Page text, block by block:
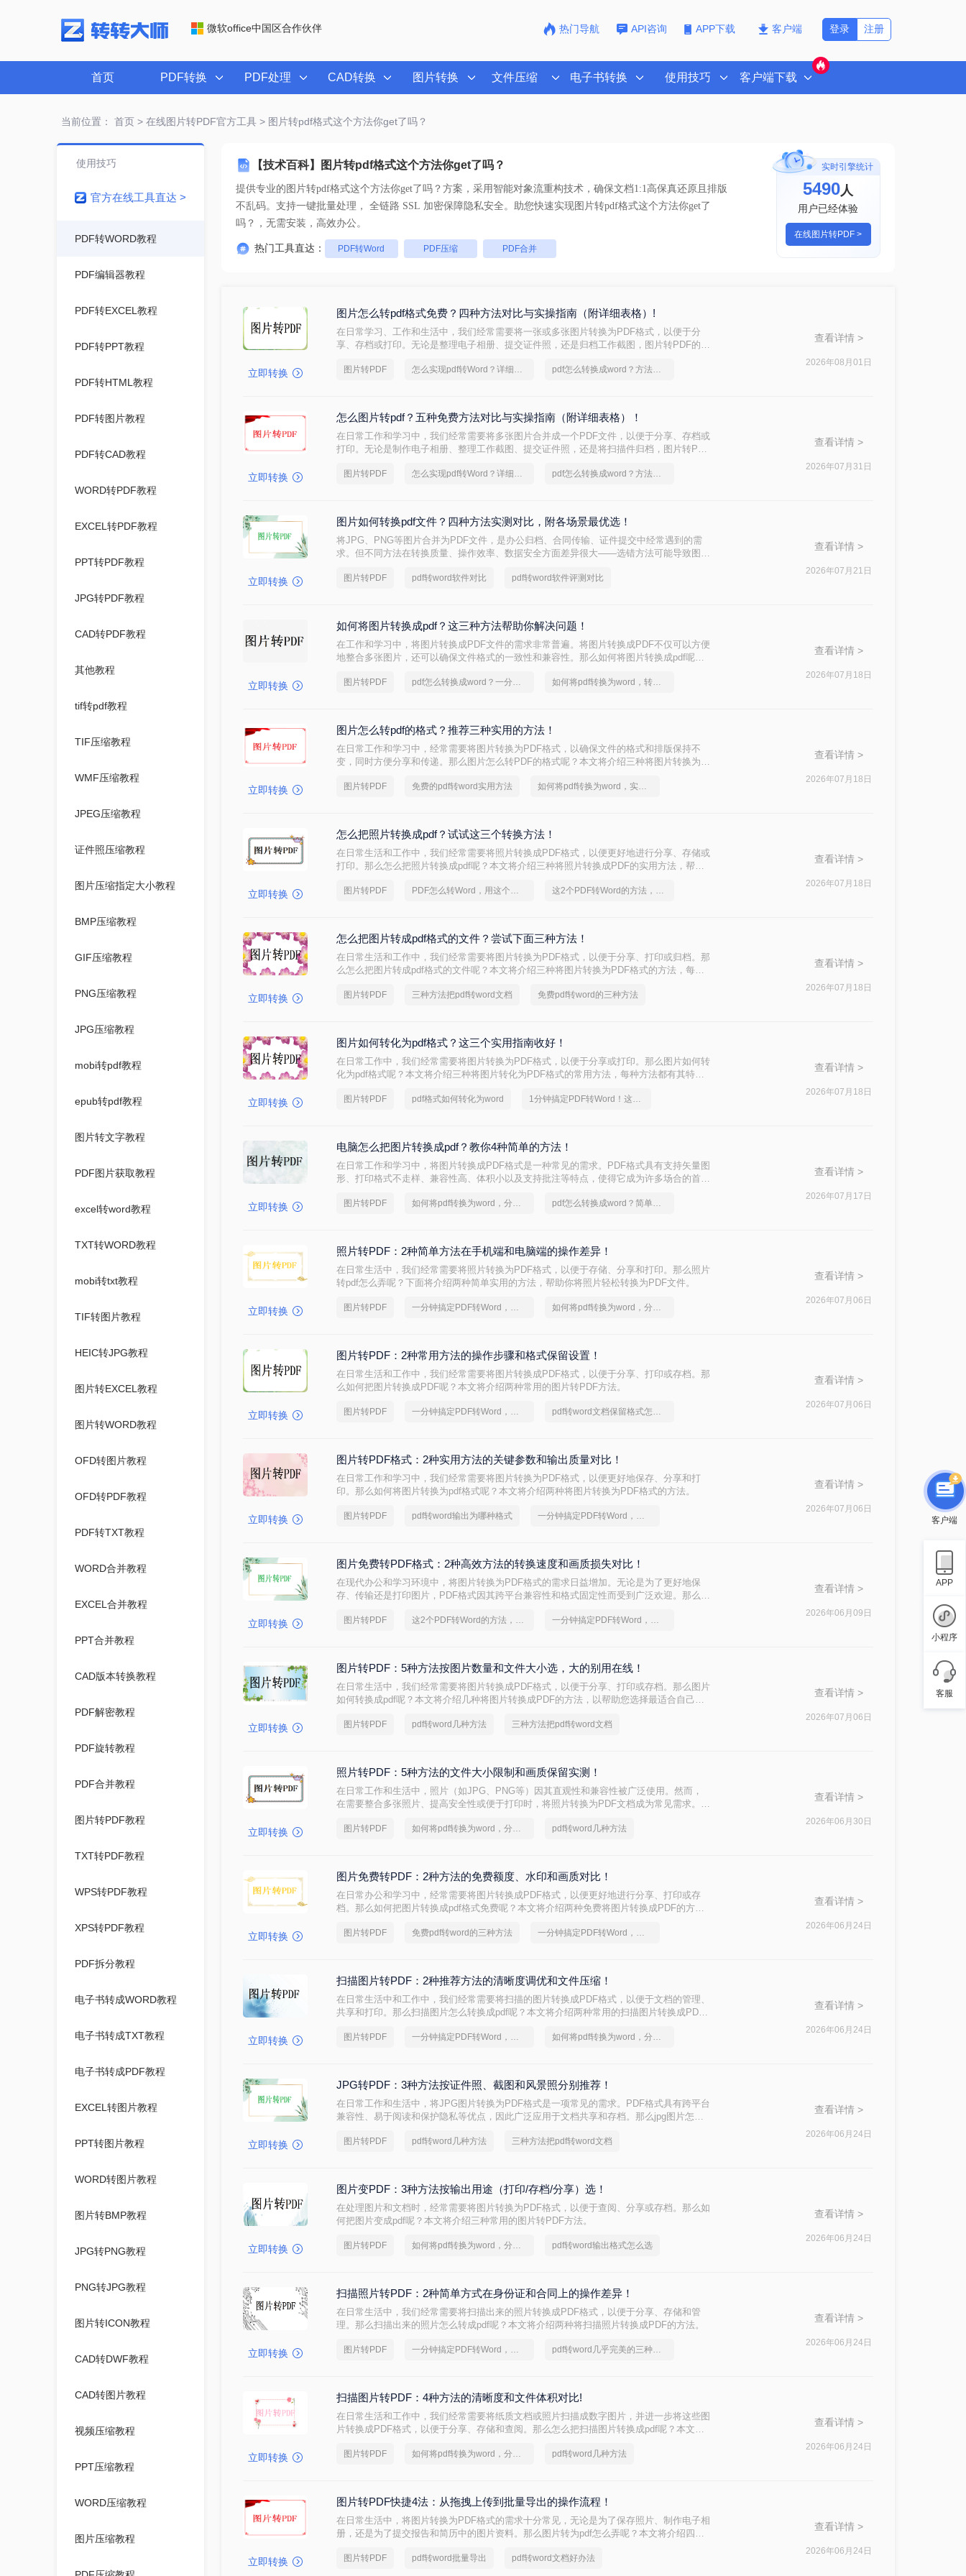
微软office中国区合作伙伴 热门导航 API咨询 APP下载 客户端 注册
登录
首页 PDF转换 PDF处理 CAD转换 图片转换 文件压缩 电子书转换 使用技巧 客户端下载
当前位置： 首页> 在线图片转PDF官方工具> 图片转pdf格式这个方法你get了吗？
【技术百科】图片转pdf格式这个方法你get了吗？
提供专业的 图片转pdf格式这个方法你get了吗？ 方案，采用智能对象流重构技术，确保文档1:1高保真还原且排版
不乱码。支持一键批量处理， 全链路 SSL 加密保障隐私安全。助您快速实现图片转pdf格式这个方法你get了
吗？ ，无需安装，高效办公。
热门工具直达： PDF转Word PDF压缩 PDF合并
实时引擎统计
5490人
用户已经体验
在线图片转PDF >
使用技巧
官方在线工具直达 >
PDF转WORD教程
PDF编辑器教程
PDF转EXCEL教程
PDF转PPT教程
PDF转HTML教程
PDF转图片教程
PDF转CAD教程
WORD转PDF教程
EXCEL转PDF教程
PPT转PDF教程
JPG转PDF教程
CAD转PDF教程
其他教程
tif转pdf教程
TIF压缩教程
WMF压缩教程
JPEG压缩教程
证件照压缩教程
图片压缩指定大小教程
BMP压缩教程
GIF压缩教程
PNG压缩教程
JPG压缩教程
mobi转pdf教程
epub转pdf教程
图片转文字教程
PDF图片获取教程
excel转word教程
TXT转WORD教程
mobi转txt教程
TIF转图片教程
HEIC转JPG教程
图片转EXCEL教程
图片转WORD教程
OFD转图片教程
OFD转PDF教程
PDF转TXT教程
WORD合并教程
EXCEL合并教程
PPT合并教程
CAD版本转换教程
PDF解密教程
PDF旋转教程
PDF合并教程
图片转PDF教程
TXT转PDF教程
WPS转PDF教程
XPS转PDF教程
PDF拆分教程
电子书转成WORD教程
电子书转成TXT教程
电子书转成PDF教程
EXCEL转图片教程
PPT转图片教程
WORD转图片教程
图片转BMP教程
JPG转PNG教程
PNG转JPG教程
图片转ICON教程
CAD转DWF教程
CAD转图片教程
视频压缩教程
PPT压缩教程
WORD压缩教程
图片压缩教程
立即转换
图片怎么转pdf格式免费？四种方法对比与实操指南（附详细表格）!
在日常学习、工作和生活中，我们经常需要将一张或多张图片转换为PDF格式，以便于分
享、存档或打印。无论是整理电子相册、提交证件照，还是归档工作截图，图片转PDF的需
核心差异：
图片转PDF 怎么实现pdf转Word？详细方法教学 pdf怎么转换成word？方法详细解析
查看详情 >
2026年08月01日
立即转换
怎么图片转pdf？五种免费方法对比与实操指南（附详细表格）！
在日常工作和学习中，我们经常需要将多张图片合并成一个PDF文件，以便于分享、存档或
打印。无论是制作电子相册、整理工作截图、提交证件照，还是将扫描件归档，图片转PDF
核心差异：
图片转PDF 怎么实现pdf转Word？详细方法教学 pdf怎么转换成word？方法详细解析
查看详情 >
2026年07月31日
立即转换
图片如何转换pdf文件？四种方法实测对比，附各场景最优选！
将JPG、PNG等图片合并为PDF文件，是办公归档、合同传输、证件提交中经常遇到的需
求。但不同方法在转换质量、操作效率、数据安全方面差异很大——选错方法可能导致图片
景给出明确建议，帮你少走弯路。
图片转PDF pdf转word软件对比 pdf转word软件评测对比
查看详情 >
2026年07月21日
立即转换
如何将图片转换成pdf？这三种方法帮助你解决问题！
在工作和学习中，将图片转换成PDF文件的需求非常普遍。将图片转换成PDF不仅可以方便
地整合多张图片，还可以确保文件格式的一致性和兼容性。那么如何将图片转换成pdf呢？
图片转PDF pdf怎么转换成word？一分钟解决PDF转word难问题！ 如何将pdf转换为word，转转大师帮你解决
查看详情 >
2026年07月18日
立即转换
图片怎么转pdf的格式？推荐三种实用的方法！
在日常工作和学习中，经常需要将图片转换为PDF格式，以确保文件的格式和排版保持不
变，同时方便分享和传递。那么图片怎么转PDF的格式呢？本文将介绍三种将图片转换为
图片转PDF 免费的pdf转word实用方法 如何将pdf转换为word，实用的方法来了
查看详情 >
2026年07月18日
立即转换
怎么把照片转换成pdf？试试这三个转换方法！
在日常生活和工作中，我们经常需要将照片转换成PDF格式，以便更好地进行分享、存储或
打印。那么怎么把照片转换成pdf呢？本文将介绍三种将照片转换成PDF的实用方法，帮助
图片转PDF PDF怎么转Word，用这个方法试试 这2个PDF转Word的方法，高效率转换，排版不乱码！
查看详情 >
2026年07月18日
立即转换
怎么把图片转成pdf格式的文件？尝试下面三种方法！
在日常生活和工作中，我们经常需要将图片转换为PDF格式，以便于分享、打印或归档。那
么怎么把图片转成pdf格式的文件呢？本文将介绍三种将图片转换为PDF格式的方法，每种
图片转PDF 三种方法把pdf转word文档 免费pdf转word的三种方法
查看详情 >
2026年07月18日
立即转换
图片如何转化为pdf格式？这三个实用指南收好！
在日常工作中，我们经常需要将图片转换为PDF格式，以便于分享或打印。那么图片如何转
化为pdf格式呢？本文将介绍三种将图片转化为PDF格式的常用方法，每种方法都有其特点
图片转PDF pdf格式如何转化为word 1分钟搞定PDF转Word！这2个方法，一定要收好！
查看详情 >
2026年07月18日
立即转换
电脑怎么把图片转换成pdf？教你4种简单的方法！
在日常工作和学习中，将图片转换成PDF格式是一种常见的需求。PDF格式具有支持矢量图
形、打印格式不走样、兼容性高、体积小以及支持批注等特点，使得它成为许多场合的首选
图片转PDF 如何将pdf转换为word，分享一种简单的方法 pdf怎么转换成word？简单易学的方法
查看详情 >
2026年07月17日
立即转换
照片转PDF：2种简单方法在手机端和电脑端的操作差异！
在日常生活中，我们经常需要将照片转换为PDF格式，以便于存储、分享和打印。那么照片
转pdf怎么弄呢？下面将介绍两种简单实用的方法，帮助你将照片轻松转换为PDF文件。
图片转PDF 一分钟搞定PDF转Word，这2种简单方法，任意选择 如何将pdf转换为word，分享一种简单的方法
查看详情 >
2026年07月06日
立即转换
图片转PDF：2种常用方法的操作步骤和格式保留设置！
在日常生活和工作中，我们经常需要将图片转换成PDF格式，以便于分享、打印或存档。那
么如何把图片转换成PDF呢？本文将介绍两种常用的图片转PDF方法。
图片转PDF 一分钟搞定PDF转Word，这2种简单方法，任意选择 pdf转word文档保留格式怎么操作
查看详情 >
2026年07月06日
立即转换
图片转PDF格式：2种实用方法的关键参数和输出质量对比！
在日常工作和学习中，我们经常需要将图片转换为PDF格式，以便更好地保存、分享和打
印。那么如何将图片转换为pdf格式呢？本文将介绍两种将图片转换为PDF格式的方法。
图片转PDF pdf转word输出为哪种格式 一分钟搞定PDF转Word，这2种简单方法，任意选择
查看详情 >
2026年07月06日
立即转换
图片免费转PDF格式：2种高效方法的转换速度和画质损失对比！
在现代办公和学习环境中，将图片转换为PDF格式的需求日益增加。无论是为了更好地保
存、传输还是打印图片，PDF格式因其跨平台兼容性和格式固定性而受到广泛欢迎。那么图
图片转PDF 这2个PDF转Word的方法，高效率转换，排版不乱码！ 一分钟搞定PDF转Word，这2种简单方法，任意选择
查看详情 >
2026年06月09日
立即转换
图片转PDF：5种方法按图片数量和文件大小选，大的别用在线！
在日常生活中，我们经常需要将图片转换成PDF格式，以便于分享、打印或存档。那么图片
如何转换成pdf呢？本文将介绍几种将图片转换成PDF的方法，以帮助您选择最适合自己的
图片转PDF pdf转word几种方法 三种方法把pdf转word文档
查看详情 >
2026年07月06日
立即转换
照片转PDF：5种方法的文件大小限制和画质保留实测！
在日常工作和生活中，照片（如JPG、PNG等）因其直观性和兼容性被广泛使用。然而，
在需要整合多张照片、提高安全性或便于打印时，将照片转换为PDF文档成为常见需求。那
助用户根据需求选择最适合的方案。
图片转PDF 如何将pdf转换为word，分享一种简单的方法 pdf转word几种方法
查看详情 >
2026年06月30日
立即转换
图片免费转PDF：2种方法的免费额度、水印和画质对比！
在日常办公和学习中，经常需要将图片转换成PDF格式，以便更好地进行分享、打印或存
档。那么如何把图片转换成pdf格式免费呢？本文将介绍两种免费将图片转换成PDF的方
图片转PDF 免费pdf转word的三种方法 一分钟搞定PDF转Word，这2种简单方法，任意选择
查看详情 >
2026年06月24日
立即转换
扫描图片转PDF：2种推荐方法的清晰度调优和文件压缩！
在日常生活中和工作中，我们经常需要将扫描的图片转换成PDF格式，以便于文档的管理、
共享和打印。那么扫描图片怎么转换成pdf呢？本文将介绍两种常用的扫描图片转换成PDF
图片转PDF 一分钟搞定PDF转Word，这2种简单方法，任意选择 如何将pdf转换为word，分享一种简单的方法
查看详情 >
2026年06月24日
立即转换
JPG转PDF：3种方法按证件照、截图和风景照分别推荐！
在日常工作和生活中，将JPG图片转换为PDF格式是一项常见的需求。PDF格式具有跨平台
兼容性、易于阅读和保护隐私等优点，因此广泛应用于文档共享和存档。那么jpg图片怎么
图片转PDF pdf转word几种方法 三种方法把pdf转word文档
查看详情 >
2026年06月24日
立即转换
图片变PDF：3种方法按输出用途（打印/存档/分享）选！
在处理图片和文档时，经常需要将图片转换为PDF格式，以便于查阅、分享或存档。那么如
何把图片变成pdf呢？本文将介绍三种常用的图片转PDF方法。
图片转PDF 如何将pdf转换为word，分享一种简单的方法 pdf转word输出格式怎么选
查看详情 >
2026年06月24日
立即转换
扫描照片转PDF：2种简单方式在身份证和合同上的操作差异！
在日常生活中，我们经常需要将扫描出来的照片转换成PDF格式，以便于分享、存储和管
理。那么扫描出来的照片怎么转成pdf呢？本文将介绍两种将扫描照片转换成PDF的方法。
图片转PDF 一分钟搞定PDF转Word，这2种简单方法，任意选择 pdf转word几乎完美的三种方式
查看详情 >
2026年06月24日
立即转换
扫描图片转PDF：4种方法的清晰度和文件体积对比!
在日常生活和工作中，我们经常需要将纸质文档或照片扫描成数字图片，并进一步将这些图
片转换成PDF格式，以便于分享、存储和查阅。那么怎么把扫描图片转换成pdf呢？本文将
图片转PDF 如何将pdf转换为word，分享一种简单的方法 pdf转word几种方法
查看详情 >
2026年06月24日
立即转换
图片转PDF快捷4法：从拖拽上传到批量导出的操作流程！
在日常生活中，将图片转换为PDF格式的需求十分常见，无论是为了保存照片、制作电子相
册，还是为了提交报告和简历中的图片资料。那么图片转为pdf怎么弄呢？本文将介绍四种
图片转PDF pdf转word批量导出 pdf转word文档好办法
查看详情 >
2026年06月24日
客户端
APP
小程序
客服